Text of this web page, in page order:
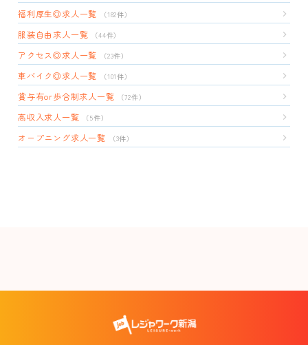
福利厚生◎求人一覧 （182件）
服装自由求人一覧 （44件）
アクセス◎求人一覧 （23件）
車バイク◎求人一覧 （101件）
賞与有or歩合制求人一覧 （72件）
高収入求人一覧 （5件）
オープニング求人一覧 （3件）